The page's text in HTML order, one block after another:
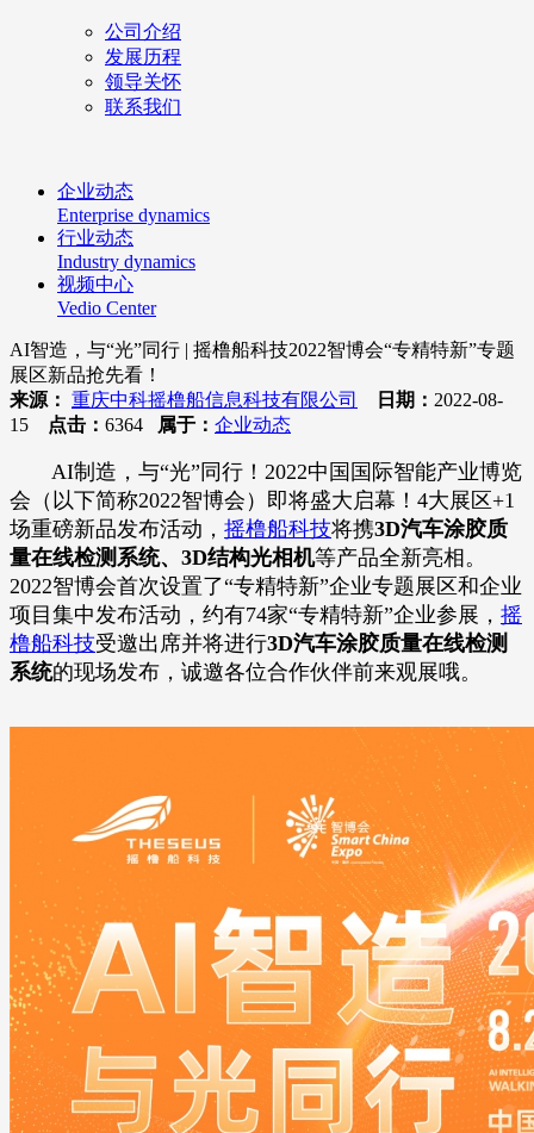
公司介绍
发展历程
领导关怀
联系我们
企业动态
Enterprise dynamics
行业动态
Industry dynamics
视频中心
Vedio Center
AI智造，与“光”同行 | 摇橹船科技2022智博会“专精特新”专题
展区新品抢先看！
来源： 重庆中科摇橹船信息科技有限公司 日期： 2022-08-
15
点击： 6364 属于： 企业动态
AI制造，与“光”同行！2022中国国际智能产业博览
会（以下简称2022智博会）即将盛大启幕！4大展区+1
场重磅新品发布活动， 摇橹船科技将携3D汽车涂胶质
量在线检测系统、3D结构光相机等产品全新亮相。
2022智博会首次设置了“专精特新”企业专题展区和企业
项目集中发布活动，约有74家“专精特新”企业参展， 摇
橹船科技受邀出席并将进行3D汽车涂胶质量在线检测
系统的现场发布，诚邀各位合作伙伴前来观展哦。